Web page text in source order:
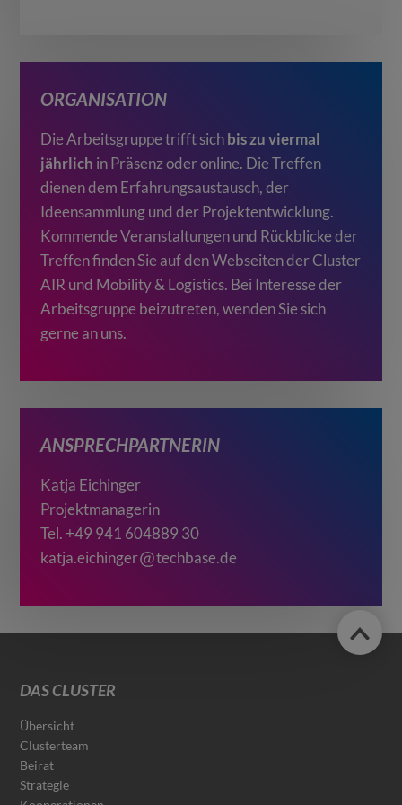
ORGANISATION
Die Arbeitsgruppe trifft sichbis zu viermal
jährlich in Präsenz oder online. Die Treffen
dienen dem Erfahrungsaustausch, der
Ideensammlung und der Projektentwicklung.
Kommende Veranstaltungen und Rückblicke der
Treffen finden Sie auf den Webseiten der Cluster
AIR und Mobility & Logistics. Bei Interesse der
Arbeitsgruppe beizutreten, wenden Sie sich
gerne an uns.
ANSPRECHPARTNERIN
Katja Eichinger
Projektmanagerin
Tel. +49 941 604889 30
katja.eichinger
techbase.de
DAS CLUSTER
Übersicht
Clusterteam
Beirat
Strategie